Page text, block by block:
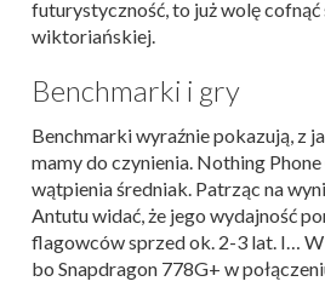
futurystyczność, to już wolę cofnąć
wiktoriańskiej.
Benchmarki i gry
Benchmarki wyraźnie pokazują, z
mamy do czynienia. Nothing
wątpienia średniak. Patrząc na
Antutu widać, że jego wydajność
flagowców sprzed ok. 2-3 lat. I…
bo Snapdragon 778G+ w